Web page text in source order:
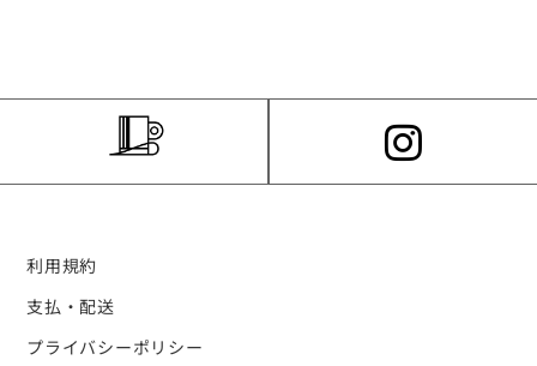
利用規約
支払・配送
プライバシーポリシー